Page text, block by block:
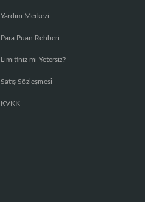
Yardım Merkezi
Para Puan Rehberi
Limitiniz mi Yetersiz?
Satış Sözleşmesi
KVKK